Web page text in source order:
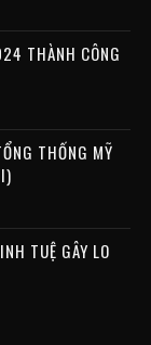
THÀNH CÔNG
THỐNG MỸ
TUỆ GÂY LO